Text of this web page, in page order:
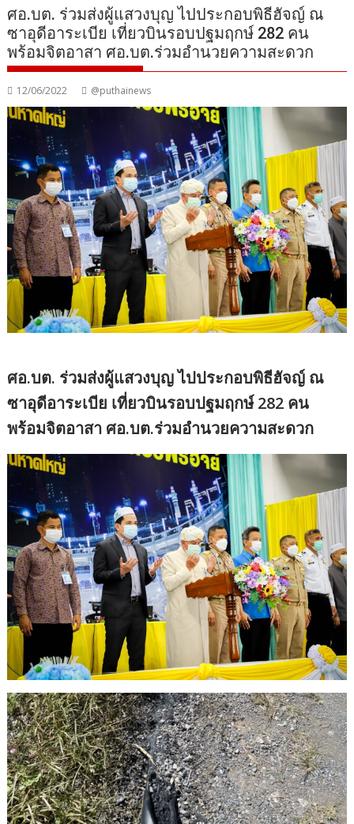
ศอ.บต. ร่วมส่งผู้แสวงบุญ ไปประกอบพิธีฮัจญ์ ณ
ซาอุดีอาระเบีย เที่ยวบินรอบปฐมฤกษ์ 282 คน
พร้อมจิตอาสา ศอ.บต.ร่วมอำนวยความสะดวก
12/06/2022 @puthainews
ศอ.บต. ร่วมส่งผู้แสวงบุญ ไปประกอบพิธีฮัจญ์ ณ
ซาอุดีอาระเบีย เที่ยวบินรอบปฐมฤกษ์ 282 คน
พร้อมจิตอาสา ศอ.บต.ร่วมอำนวยความสะดวก